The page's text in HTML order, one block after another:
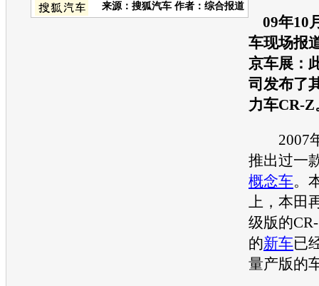
来源： 搜狐汽车 作者：综合报道
09年10
车现场报
京车展：
司发布了
力车CR-Z
2007
推出过一
概念车。
上， 本田
级版的
的新车已
量产版的